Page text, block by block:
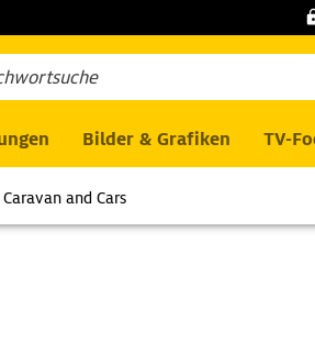
Bilder & Grafiken TV-
and Cars